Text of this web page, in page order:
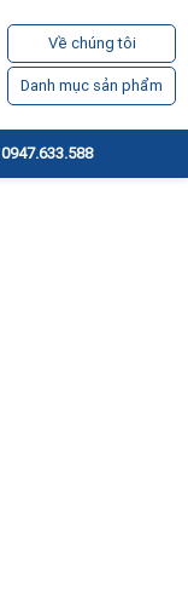
Về chúng tôi
Danh mục sản phẩm
0947.633.588